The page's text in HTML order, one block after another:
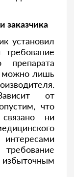
заказчика
установил
препарата
можно лишь
от
что
ни